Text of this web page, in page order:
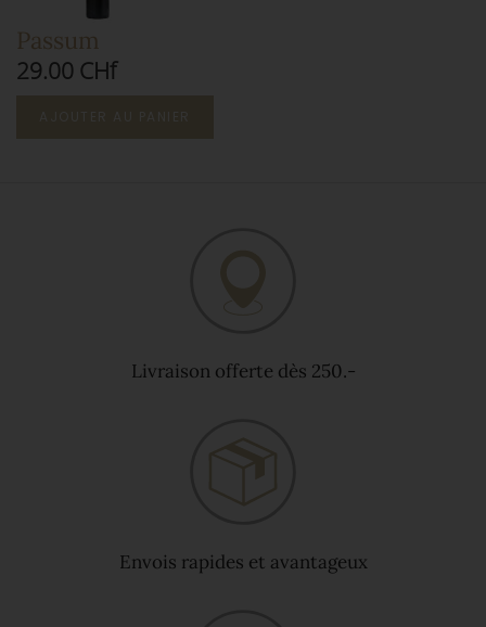
Passum
29.00 CHf
Livraison offerte dès 250.-
Envois rapides et avantageux